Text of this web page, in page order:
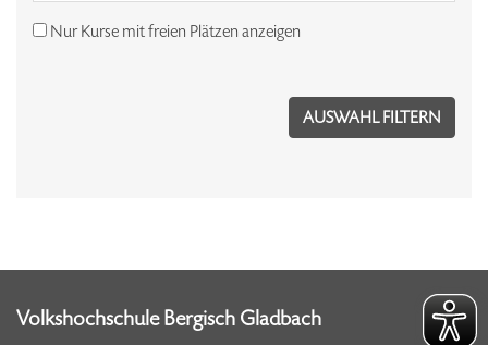
Nur Kurse mit freien Plätzen anzeigen
Volkshochschule Bergisch Gladbach